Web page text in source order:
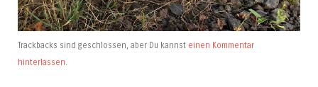
Trackbacks sind geschlossen, aber Du kannst einen Kommentar
hinterlassen.